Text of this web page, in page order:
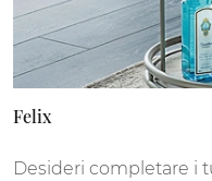
Felix
Desideri completare i